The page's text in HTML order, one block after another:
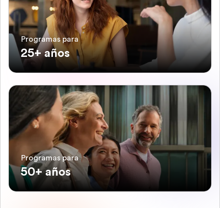
Programas para
25+ años
Programas para
50+ años